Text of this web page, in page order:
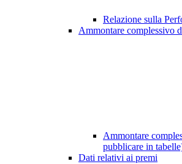
Relazione sulla
Ammontare complessivo
Ammontare
pubblicare in
Dati relativi ai premi